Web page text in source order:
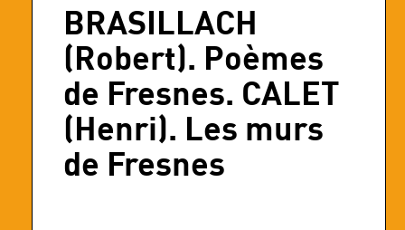
BRASILLACH
(Robert). Poèmes
de Fresnes. CALET
(Henri). Les murs
de Fresnes